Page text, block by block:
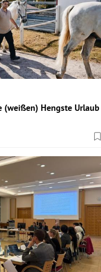
(weißen) Hengste Urlaub